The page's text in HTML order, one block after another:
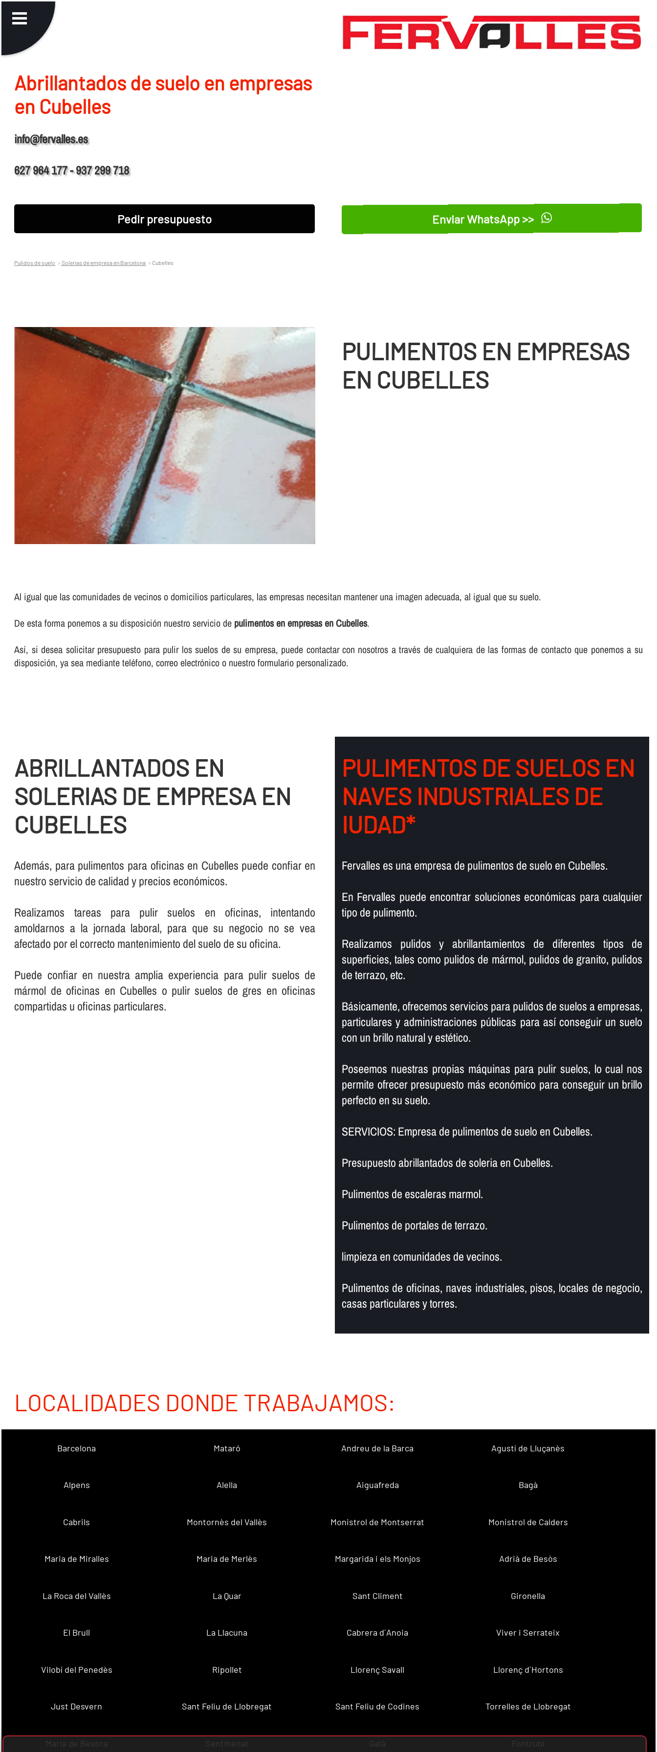
Abrillantados de suelo en empresas
en Cubelles
info@fervalles.es
627 964 177 - 937 299 718
Pedir presupuesto Enviar WhatsApp >>
Pulidos de suelo Solerias de empresa en Barcelona Cubelles
PULIMENTOS EN EMPRESAS
EN CUBELLES
Al igual que las comunidades de vecinos o domicilios particulares, las empresas necesitan mantener una imagen adecuada, al igual que su suelo.
De esta forma ponemos a su disposición nuestro servicio de pulimentos en empresas en Cubelles.
Así­, si desea solicitar presupuesto para pulir los suelos de su empresa, puede contactar con nosotros a través de cualquiera de las formas de contacto que ponemos a su
disposición, ya sea mediante teléfono, correo electrónico o nuestro formulario personalizado.
ABRILLANTADOS EN
SOLERIAS DE EMPRESA EN
CUBELLES
Además, para pulimentos para oficinas en Cubelles puede confiar en
nuestro servicio de calidad y precios económicos.
Realizamos tareas para pulir suelos en oficinas, intentando
amoldarnos a la jornada laboral, para que su negocio no se vea
afectado por el correcto mantenimiento del suelo de su oficina.
Puede confiar en nuestra amplia experiencia para pulir suelos de
mármol de oficinas en Cubelles o pulir suelos de gres en oficinas
compartidas u oficinas particulares.
PULIMENTOS DE SUELOS EN
NAVES INDUSTRIALES DE
IUDAD*
Fervalles es una empresa de pulimentos de suelo en Cubelles.
En Fervalles puede encontrar soluciones económicas para cualquier
tipo de pulimento.
Realizamos pulidos y abrillantamientos de diferentes tipos de
superficies, tales como pulidos de mármol, pulidos de granito, pulidos
de terrazo, etc.
Básicamente, ofrecemos servicios para pulidos de suelos a empresas,
particulares y administraciones públicas para así­ conseguir un suelo
con un brillo natural y estético.
Poseemos nuestras propias máquinas para pulir suelos, lo cual nos
permite ofrecer presupuesto más económico para conseguir un brillo
perfecto en su suelo.
SERVICIOS: Empresa de pulimentos de suelo en Cubelles.
Presupuesto abrillantados de soleria en Cubelles.
Pulimentos de escaleras marmol.
Pulimentos de portales de terrazo.
limpieza en comunidades de vecinos.
Pulimentos de oficinas, naves industriales, pisos, locales de negocio,
casas particulares y torres.
LOCALIDADES DONDE TRABAJAMOS:
Barcelona Mataró Andreu de la Barca Agustí de Lluçanès
Alpens Alella Aiguafreda Bagà
Cabrils Montornès del Vallès Monistrol de Montserrat Monistrol de Calders
Maria de Miralles Maria de Merlès Margarida i els Monjos Adrià de Besòs
La Roca del Vallès La Quar Sant Climent Gironella
El Brull La Llacuna Cabrera d´Anoia Viver i Serrateix
Vilobí del Penedès Ripollet Llorenç Savall Llorenç d´Hortons
Just Desvern Sant Feliu de Llobregat Sant Feliu de Codines Torrelles de Llobregat
Maria de Besora Sentmenat Gaià Fontrubí